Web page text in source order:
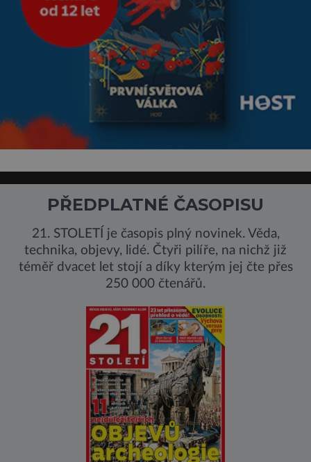
PŘEDPLATNÉ ČASOPISU
21. STOLETÍ je časopis plný novinek. Věda,
technika, objevy, lidé. Čtyři pilíře, na nichž již
téměř dvacet let stojí a díky kterým jej čte přes
250 000 čtenářů.